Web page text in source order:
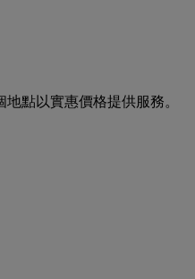
點以實惠價格提供服務。